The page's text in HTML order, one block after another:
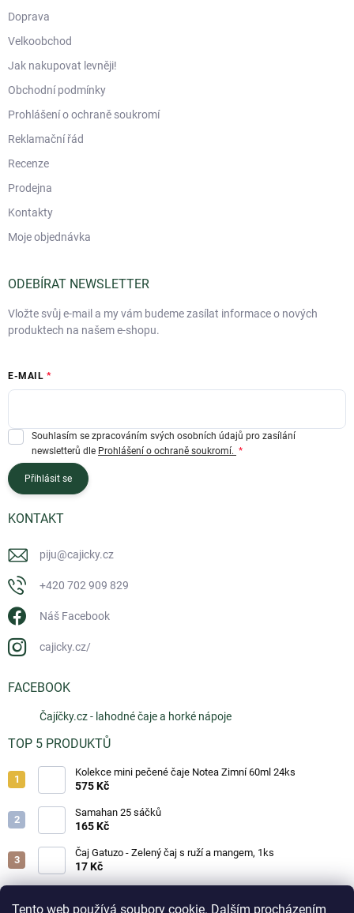
Tento web používá soubory cookie. Dalším procházením
Doprava
Velkoobchod
Jak nakupovat levněji!
Obchodní podmínky
Prohlášení o ochraně soukromí
Reklamační řád
Recenze
Prodejna
Kontakty
Moje objednávka
ODEBÍRAT NEWSLETTER
Vložte svůj e-mail a my vám budeme zasílat informace o nových
produktech na našem e-shopu.
E-MAIL
Souhlasím se zpracováním svých osobních údajů pro zasílání
newsletterů dle Prohlášení o ochraně soukromí.
Přihlásit se
KONTAKT
piju@cajicky.cz
+420 702 909 829
Náš Facebook
cajicky.cz/
FACEBOOK
Čajíčky.cz - lahodné čaje a horké nápoje
TOP 5 PRODUKTŮ
Kolekce mini pečené čaje Notea Zimní 60ml 24ks
575 Kč
Samahan 25 sáčků
165 Kč
Čaj Gatuzo - Zelený čaj s ruží a mangem, 1ks
17 Kč
17 Kč